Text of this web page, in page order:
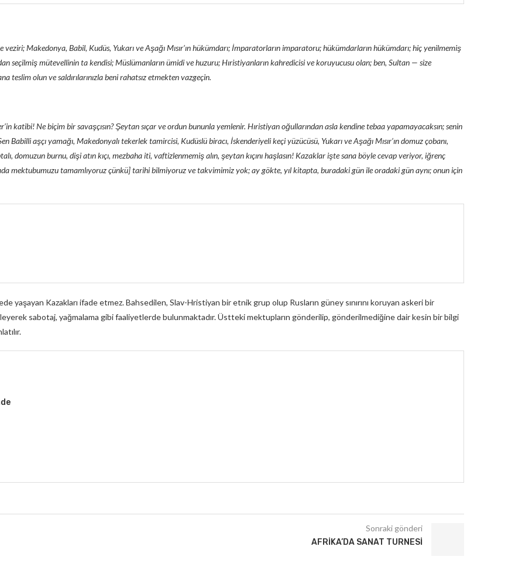
veziri; Makedonya, Babil, Kudüs, Yukarı ve Aşağı Mısır’ın hükümdarı; İmparatorların imparatoru; hükümdarların hükümdarı; hiç yenilmemiş
seçilmiş mütevellinin ta kendisi; Müslümanların ümidi ve huzuru; Hıristiyanların kahredicisi ve koruyucusu olan; ben, Sultan — size
teslim olun ve saldırılarınızla beni rahatsız etmekten vazgeçin.
katibi! Ne biçim bir savaşçısın? Şeytan sıçar ve ordun bununla yemlenir. Hıristiyan oğullarından asla kendine tebaa yapamayacaksın; senin
aşçı yamağı, Makedonyalı tekerlek tamircisi, Kudüslü biracı, İskenderiyeli keçi yüzücüsü, Yukarı ve Aşağı Mısır’ın domuz çobanı,
domuzun burnu, dişi atın kıçı, mezbaha iti, vaftizlenmemiş alın, şeytan kıçını haşlasın! Kazaklar işte sana böyle cevap veriyor, iğrenç
mektubumuzu tamamlıyoruz çünkü] tarihi bilmiyoruz ve takvimimiz yok; ay gökte, yıl kitapta, buradaki gün ile oradaki gün aynı; onun için
yaşayan Kazakları ifade etmez. Bahsedilen, Slav-Hristiyan bir etnik grup olup Rusların güney sınırını koruyan askeri bir
sabotaj, yağmalama gibi faaliyetlerde bulunmaktadır. Üstteki mektupların gönderilip, gönderilmediğine dair kesin bir bilgi
Sonraki gönderi
AFRIKA’DA SANAT TURNESI